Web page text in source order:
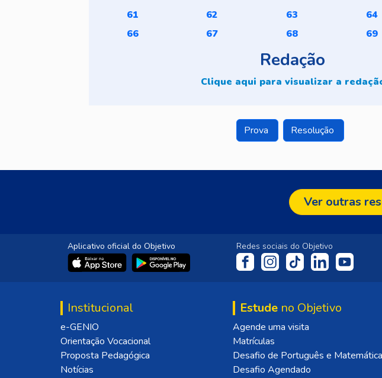
61 62 63 64
66
67 68 69
Redação
Clique aqui para visualizar a
Prova Resolução
Ver outras
Aplicativo oficial do Objetivo Redes sociais do Objetivo
Institucional
e-GENIO
Orientação Vocacional
Proposta Pedagógica
Notícias
Estude no Objetivo
Agende uma visita
Matrículas
Desafio de Português e Matemática
Desafio Agendado